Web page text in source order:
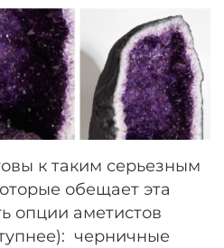
к таким серьезным
обещает эта
опции аметистов
черничные